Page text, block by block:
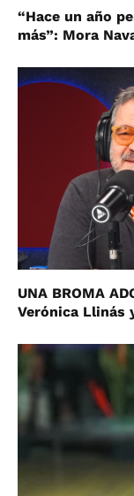
“Hace un año
más”: Mora
UNA BROMA
Verónica Llinás